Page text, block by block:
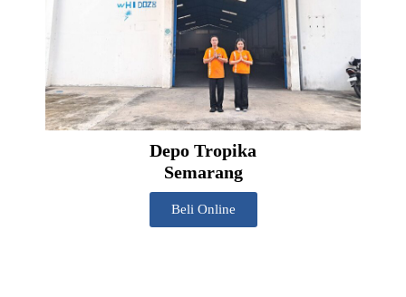
Depo Tropika
Semarang
Beli Online